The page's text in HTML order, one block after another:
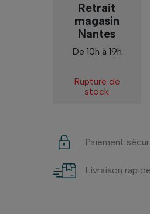
Retrait
magasin
Nantes
De 10h à 19h
Rupture de
stock
Paiement
Livraison rapide